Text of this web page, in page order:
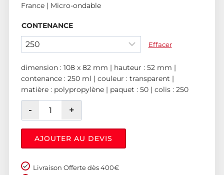
France | Micro-ondable
CONTENANCE
Effacer
dimension : 108 x 82 mm | hauteur : 52 mm |
contenance : 250 ml | couleur : transparent |
matière : polypropylène | paquet : 50 | colis : 250
AJOUTER AU DEVIS
Livraison Offerte dès 400€